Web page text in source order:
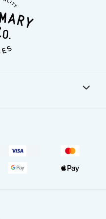
Aufbewahrung
auch auf die
von oben findet